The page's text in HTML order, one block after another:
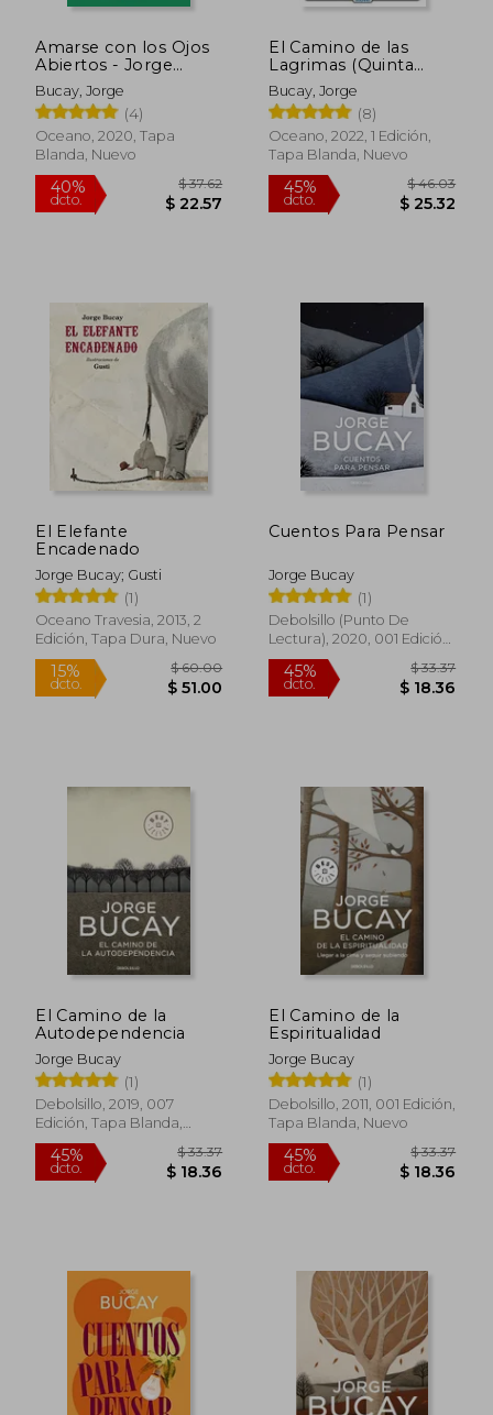
$ 18.36
45%
dcto.
Amarse con los Ojos
Abiertos - Jorge
Bucay - Libro Físico
Bucay, Jorge
(4)
Oceano, 2020, Tapa
Blanda, Nuevo
40%
dcto.
El Camino de las
Lagrimas (Quinta
Edicion)
Bucay, Jorge
(8)
Oceano, 2022, 1 Edición,
Tapa Blanda, Nuevo
45%
dcto.
El Elefante
Encadenado
Jorge Bucay; Gusti
(1)
Oceano Travesia, 2013, 2
Edición, Tapa Dura, Nuevo
Cuentos Para Pensar
Jorge Bucay
(1)
Debolsillo (Punto De
Lectura), 2020, 001 Edición,
Tapa Blanda, Nuevo
El Camino de la
Autodependencia
Jorge Bucay
(1)
Debolsillo, 2019, 007
Edición, Tapa Blanda,
Nuevo
El Camino de la
Espiritualidad
Jorge Bucay
(1)
Debolsillo, 2011, 001 Edición,
Tapa Blanda, Nuevo